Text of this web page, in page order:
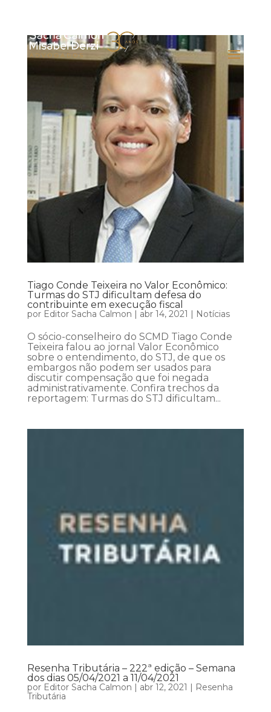
Tiago Conde Teixeira no Valor Econômico:
Turmas do STJ dificultam defesa do
contribuinte em execução fiscal
por Editor Sacha Calmon | abr 14, 2021 | Notícias
O sócio-conselheiro do SCMD Tiago Conde
Teixeira falou ao jornal Valor Econômico
sobre o entendimento, do STJ, de que os
embargos não podem ser usados para
discutir compensação que foi negada
administrativamente. Confira trechos da
reportagem: Turmas do STJ dificultam...
Resenha Tributária – 222ª edição – Semana
dos dias 05/04/2021 a 11/04/2021
por Editor Sacha Calmon | abr 12, 2021 | Resenha
Tributária